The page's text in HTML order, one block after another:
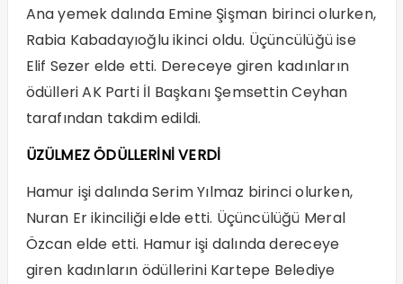
Ana yemek dalında Emine Şişman birinci olurken,
Rabia Kabadayıoğlu ikinci oldu. Üçüncülüğü ise
Elif Sezer elde etti. Dereceye giren kadınların
ödülleri AK Parti İl Başkanı Şemsettin Ceyhan
tarafından takdim edildi.
ÜZÜLMEZ ÖDÜLLERİNİ VERDİ
Hamur işi dalında Serim Yılmaz birinci olurken,
Nuran Er ikinciliği elde etti. Üçüncülüğü Meral
Özcan elde etti. Hamur işi dalında dereceye
giren kadınların ödüllerini Kartepe Belediye